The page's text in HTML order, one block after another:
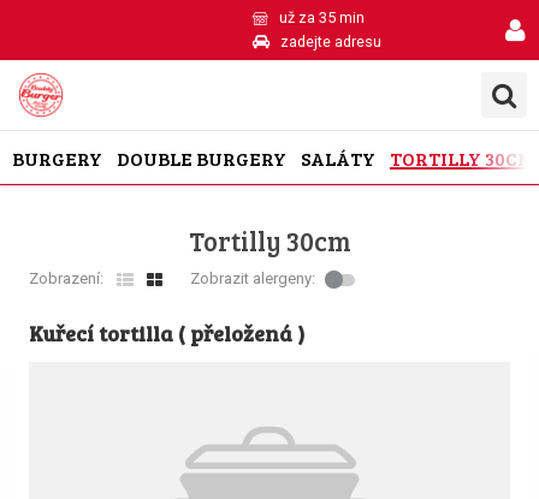
už za 35 min
zadejte adresu
BURGERY DOUBLE BURGERY SALÁTY TORTILLY 30CM
Tortilly 30cm
Zobrazení: Zobrazit alergeny:
Kuřecí tortilla ( přeložená )